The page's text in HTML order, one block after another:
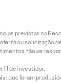
previstas na
ou solicitação
não se
de investidor.
que foram